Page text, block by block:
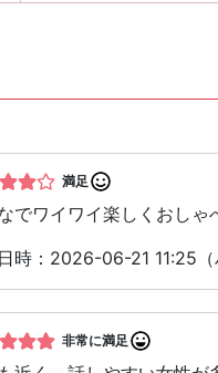
満足
でワイワイ楽しくおしゃ
時：2026-06-21 11:25（
非常に満足